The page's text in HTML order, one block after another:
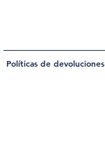
Políticas de devoluciones